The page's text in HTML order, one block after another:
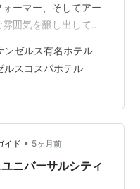
ーマー、そしてアー
囲気を醸し出してい
テルをご紹介いたし
安値で安心予約
安心して宿を予約で
め、旅行の準備をする
て最安値で宿泊…
ンゼルス有名ホテル
ルスコスパホテル
イド • 5ヶ月前
ニバーサルシティ